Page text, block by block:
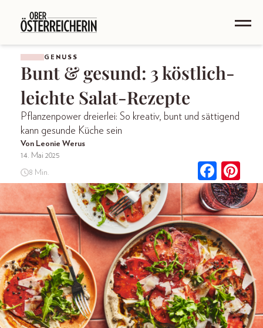
GENUSS
Bunt & gesund: 3 köstlich-
leichte Salat-Rezepte
Pflanzenpower dreierlei: So kreativ, bunt und sättigend
kann gesunde Küche sein
Von Leonie Werus
14. Mai 2025
8 Min.